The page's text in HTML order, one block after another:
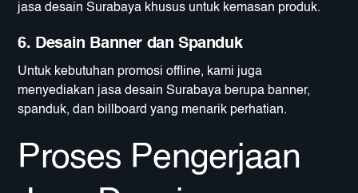
jasa desain Surabaya khusus untuk kemasan produk.
6. Desain Banner dan Spanduk
Untuk kebutuhan promosi offline, kami juga
menyediakan jasa desain Surabaya berupa banner,
spanduk, dan billboard yang menarik perhatian.
Proses Pengerjaan